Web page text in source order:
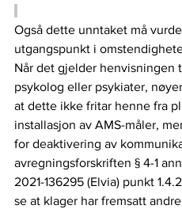
Også dette unntaket må
utgangspunkt i
Når det gjelder
psykolog eller psykiater,
at dette ikke fritar henne fra
installasjon av AMS-måler,
for deaktivering av
avregningsforskriften § 4-1
2021-136295 (Elvia) punkt
se at klager har fremsatt